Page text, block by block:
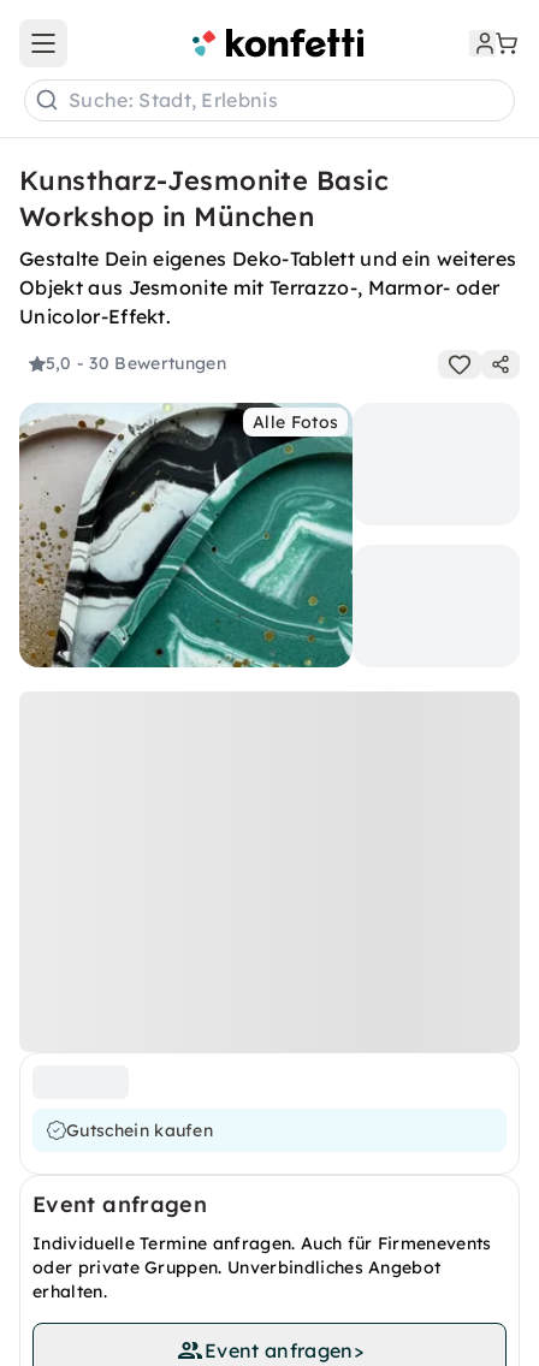
Open main menu
Suche: Stadt, Erlebnis
Kunstharz-Jesmonite Basic
Workshop in München
Gestalte Dein eigenes Deko-Tablett und ein weiteres
Objekt aus Jesmonite mit Terrazzo-, Marmor- oder
Unicolor-Effekt.
5,0 - 30 Bewertungen
Alle Fotos
Gutschein kaufen
Event anfragen
Individuelle Termine anfragen. Auch für Firmenevents
oder private Gruppen. Unverbindliches Angebot
erhalten.
Event anfragen>